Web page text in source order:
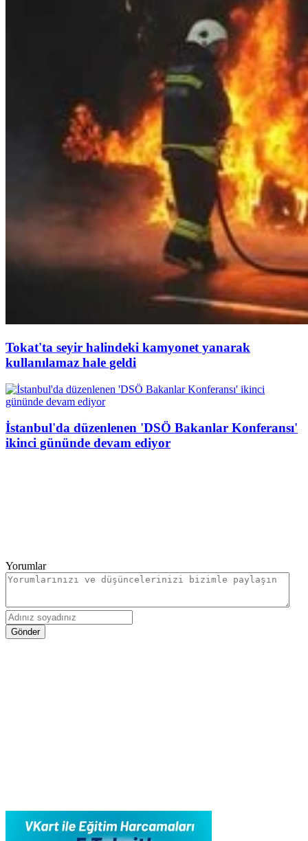
Tokat'ta seyir halindeki kamyonet yanarak
kullanılamaz hale geldi
İstanbul'da düzenlenen 'DSÖ Bakanlar Konferansı'
ikinci gününde devam ediyor
Yorumlar
Gönder